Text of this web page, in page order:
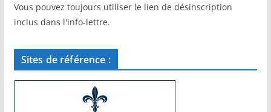
Vous pouvez toujours utiliser le lien de désinscription
inclus dans l'info-lettre.
Sites de référence :